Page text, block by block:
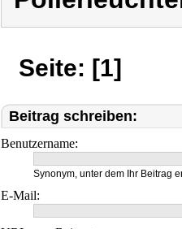
Seite: [1]
Beitrag schreiben:
Benutzername:
Synonym, unter dem Ihr Beitrag
E-Mail: